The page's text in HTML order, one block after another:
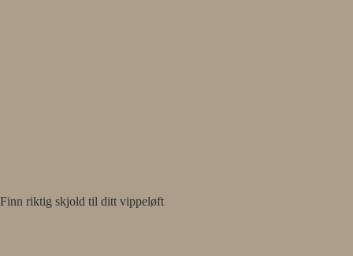
Finn riktig skjold til ditt vippeløft